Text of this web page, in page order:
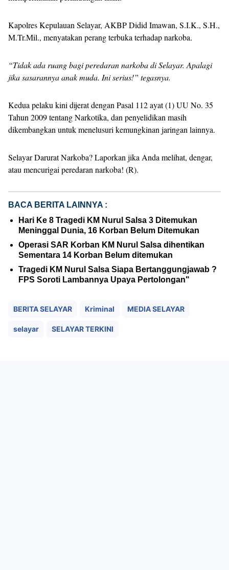
Kapolres Kepulauan Selayar, AKBP Didid Imawan, S.I.K., S.H.,
M.Tr.Mil., menyatakan perang terbuka terhadap narkoba.
“Tidak ada ruang bagi peredaran narkoba di Selayar. Apalagi
jika sasarannya anak muda. Ini serius!” tegasnya.
Kedua pelaku kini dijerat dengan Pasal 112 ayat (1) UU No. 35
Tahun 2009 tentang Narkotika, dan penyelidikan masih
dikembangkan untuk menelusuri kemungkinan jaringan lainnya.
Selayar Darurat Narkoba? Laporkan jika Anda melihat, dengar,
atau mencurigai peredaran narkoba! (R).
BACA BERITA LAINNYA :
Hari Ke 8 Tragedi KM Nurul Salsa 3 Ditemukan
Meninggal Dunia, 16 Korban Belum Ditemukan
Operasi SAR Korban KM Nurul Salsa dihentikan
Sementara 14 Korban Belum ditemukan
Tragedi KM Nurul Salsa Siapa Bertanggungjawab ?
FPS Soroti Lambannya Upaya Pertolongan"
BERITA SELAYAR Kriminal MEDIA SELAYAR
selayar SELAYAR TERKINI